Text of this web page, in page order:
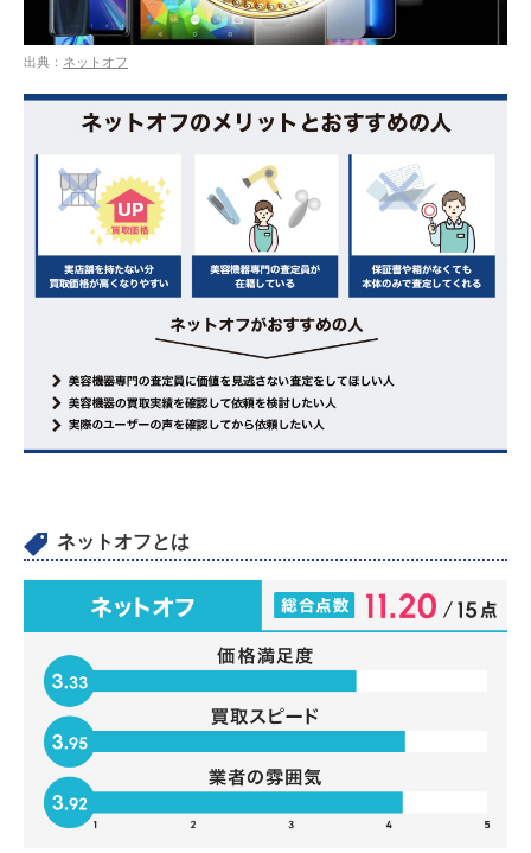
出典： ネットオフ
ネットオフとは